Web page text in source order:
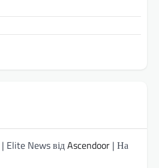
| Elite News відAscendoor | На